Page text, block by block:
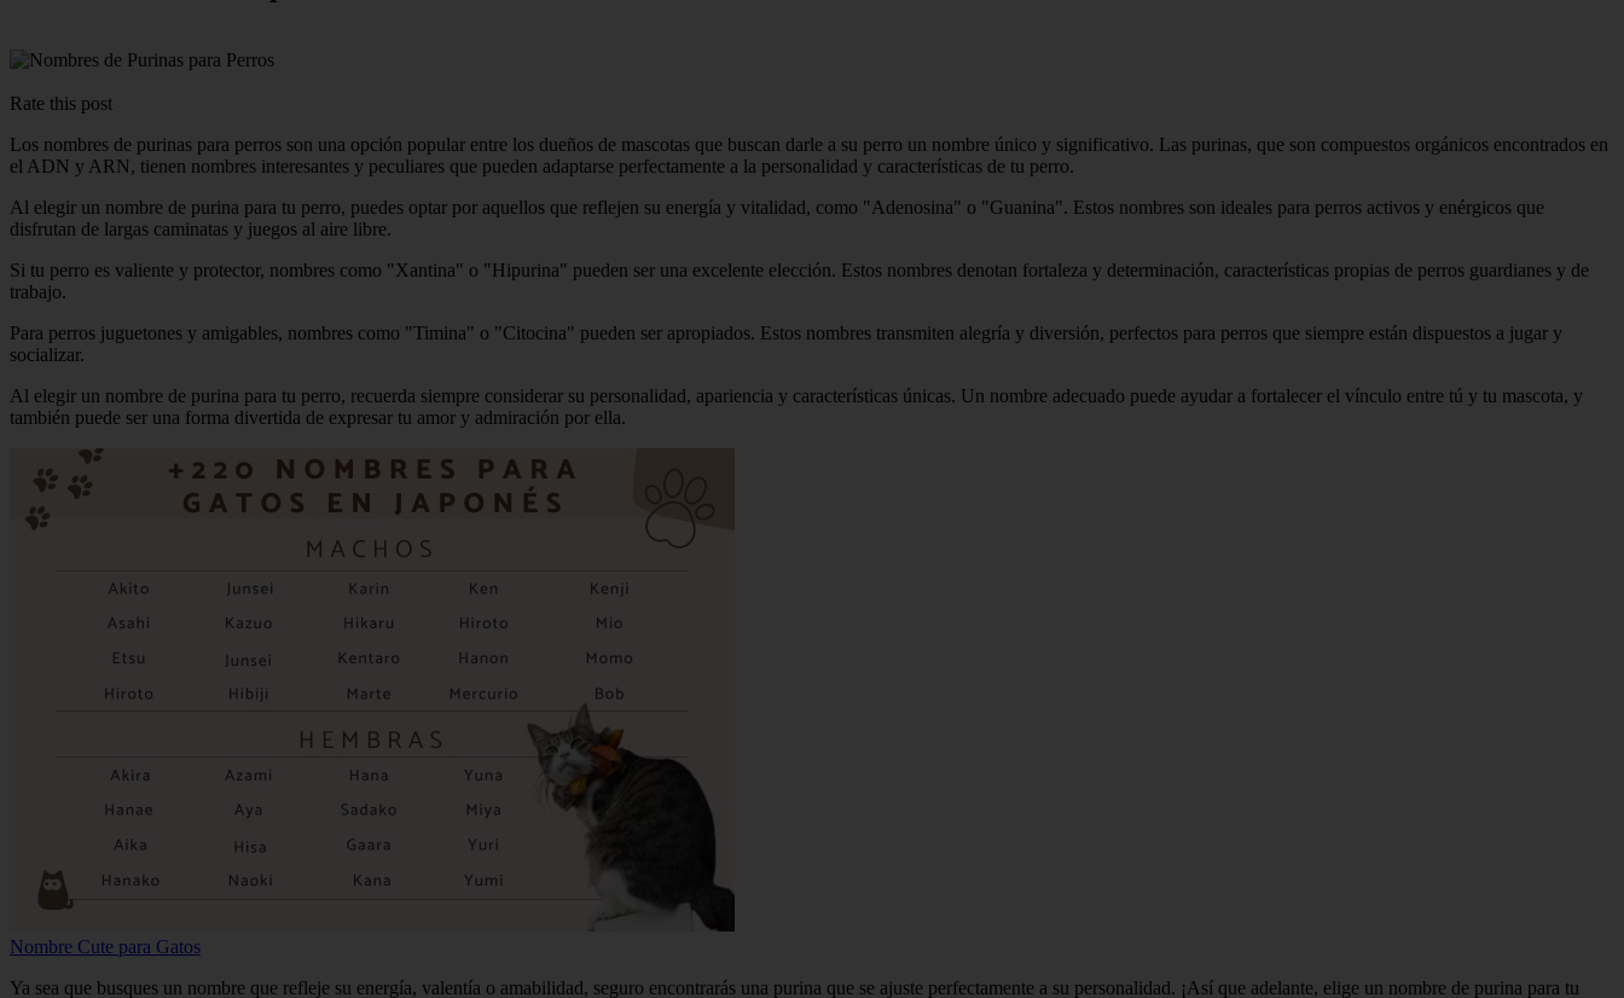
Rate this post
Los nombres de purinas para perros son una opción popular entre los dueños de mascotas que buscan darle a su perro un nombre único y significativo. Las purinas, que son compuestos orgánicos encontrados en
el ADN y ARN, tienen nombres interesantes y peculiares que pueden adaptarse perfectamente a la personalidad y características de tu perro.
Al elegir un nombre de purina para tu perro, puedes optar por aquellos que reflejen su energía y vitalidad, como "Adenosina" o "Guanina". Estos nombres son ideales para perros activos y enérgicos que
disfrutan de largas caminatas y juegos al aire libre.
Si tu perro es valiente y protector, nombres como "Xantina" o "Hipurina" pueden ser una excelente elección. Estos nombres denotan fortaleza y determinación, características propias de perros guardianes y de
trabajo.
Para perros juguetones y amigables, nombres como "Timina" o "Citocina" pueden ser apropiados. Estos nombres transmiten alegría y diversión, perfectos para perros que siempre están dispuestos a jugar y
socializar.
Al elegir un nombre de purina para tu perro, recuerda siempre considerar su personalidad, apariencia y características únicas. Un nombre adecuado puede ayudar a fortalecer el vínculo entre tú y tu mascota, y
también puede ser una forma divertida de expresar tu amor y admiración por ella.
Nombre Cute para Gatos
Ya sea que busques un nombre que refleje su energía, valentía o amabilidad, seguro encontrarás una purina que se ajuste perfectamente a su personalidad. ¡Así que adelante, elige un nombre de purina para tu